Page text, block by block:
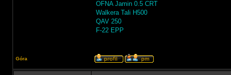
OFNA Jamin 0.5 CRT
Walkera Tali H500
QAV 250
F-22 EPP
Góra